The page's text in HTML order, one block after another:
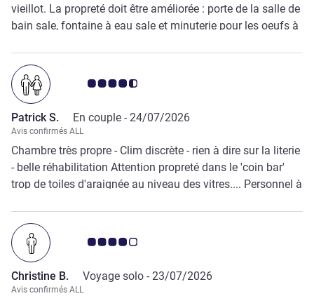
vieillot. La propreté doit être améliorée : porte de la salle de
bain sale, fontaine à eau sale et minuterie pour les oeufs à
escaliers sont facilement accessibles. Par contre la
chambre est joliment rénovée et la climatisation très
appréciée.
Note Avis clients 4.5/5
Patrick S. En couple - 24/07/2026
Avis confirmés ALL
Chambre très propre - Clim discrète - rien à dire sur la literie
- belle réhabilitation Attention propreté dans le 'coin bar'
trop de toiles d'araignée au niveau des vitres.... Personnel à
Note Avis clients 4.0/5
Christine B. Voyage solo - 23/07/2026
Avis confirmés ALL